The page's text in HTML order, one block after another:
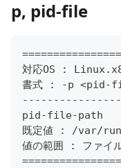
p, pid-file
対応OS :
書式 : -p
pid-file-path
既定値 : /var/
値の範囲 : ファイ